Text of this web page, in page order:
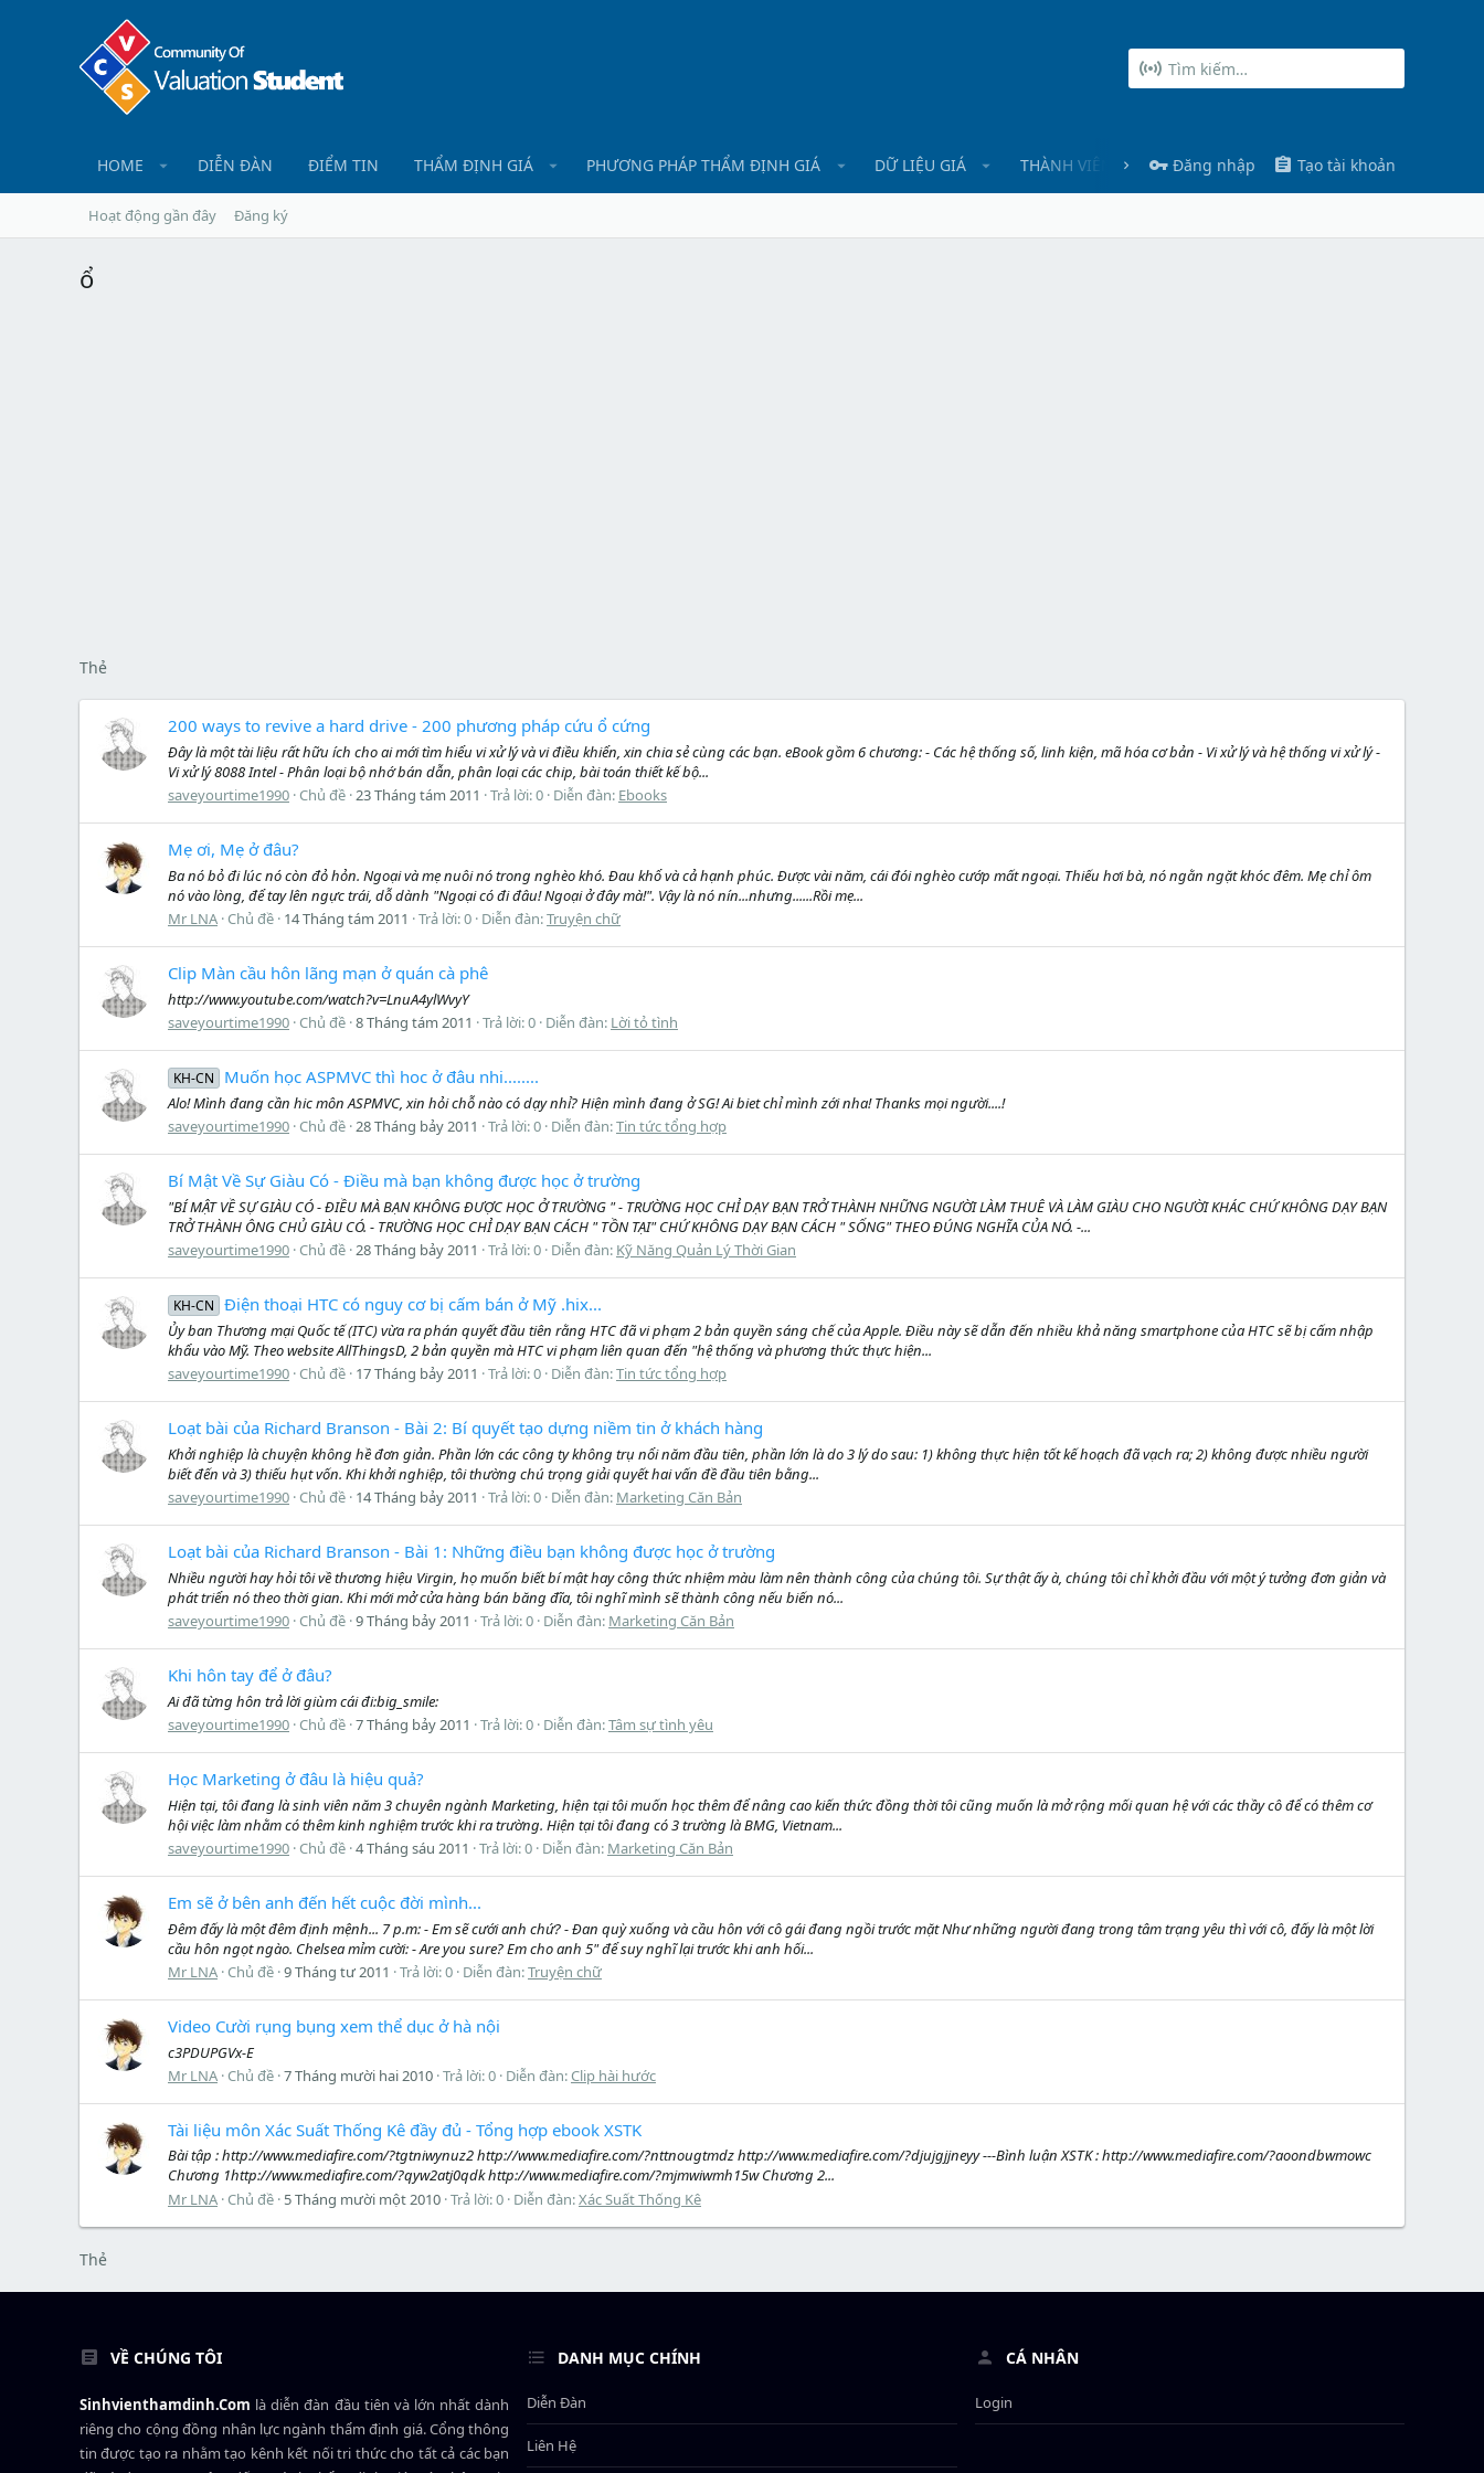
HOME DIỄN ĐÀN ĐIỂM TIN THẨM ĐỊNH GIÁ PHƯƠNG PHÁP THẨM ĐỊNH GIÁ DỮ LIỆU GIÁ THÀNH VIÊN Đăng nhập Tạo tài khoản
Hoạt động gần đây Đăng ký
ổ
Thẻ
200 ways to revive a hard drive - 200 phương pháp cứu ổ cứng
Đây là một tài liệu rất hữu ích cho ai mới tìm hiểu vi xử lý và vi điều khiển, xin chia sẻ cùng các bạn. eBook gồm 6 chương: - Các hệ thống số, linh kiện, mã hóa cơ bản - Vi xử lý và hệ thống vi xử lý -
Vi xử lý 8088 Intel - Phân loại bộ nhớ bán dẫn, phân loại các chip, bài toán thiết kế bộ...
saveyourtime1990 Chủ đề 23 Tháng tám 2011 Trả lời: 0 Diễn đàn: Ebooks
Mẹ ơi, Mẹ ở đâu?
Ba nó bỏ đi lúc nó còn đỏ hỏn. Ngoại và mẹ nuôi nó trong nghèo khó. Đau khổ và cả hạnh phúc. Được vài năm, cái đói nghèo cướp mất ngoại. Thiếu hơi bà, nó ngằn ngặt khóc đêm. Mẹ chỉ ôm
nó vào lòng, để tay lên ngực trái, dỗ dành "Ngoại có đi đâu! Ngoại ở đây mà!". Vậy là nó nín...nhưng......Rồi mẹ...
Mr LNA Chủ đề 14 Tháng tám 2011 Trả lời: 0 Diễn đàn:Truyện chữ
Clip Màn cầu hôn lãng mạn ở quán cà phê
http://www.youtube.com/watch?v=LnuA4ylWvyY
saveyourtime1990 Chủ đề 8 Tháng tám 2011 Trả lời: 0 Diễn đàn: Lời tỏ tình
KH-CN Muốn học ASPMVC thì hoc ở đâu nhi........
Alo! Mình đang cần hic môn ASPMVC, xin hỏi chỗ nào có dạy nhỉ? Hiện mình đang ở SG! Ai biet chỉ mình zới nha! Thanks mọi người....!
saveyourtime1990 Chủ đề 28 Tháng bảy 2011 Trả lời: 0 Diễn đàn:Tin tức tổng hợp
Bí Mật Về Sự Giàu Có - Điều mà bạn không được học ở trường
"BÍ MẬT VỀ SỰ GIÀU CÓ - ĐIỀU MÀ BẠN KHÔNG ĐƯỢC HỌC Ở TRƯỜNG " - TRƯỜNG HỌC CHỈ DẠY BẠN TRỞ THÀNH NHỮNG NGƯỜI LÀM THUÊ VÀ LÀM GIÀU CHO NGƯỜI KHÁC CHỨ KHÔNG DẠY BẠN
TRỞ THÀNH ÔNG CHỦ GIÀU CÓ. - TRƯỜNG HỌC CHỈ DẠY BẠN CÁCH " TỒN TẠI" CHỨ KHÔNG DẠY BẠN CÁCH " SỐNG" THEO ĐÚNG NGHĨA CỦA NÓ. -...
saveyourtime1990 Chủ đề 28 Tháng bảy 2011 Trả lời: 0 Diễn đàn: Kỹ Năng Quản Lý Thời Gian
KH-CN Điện thoại HTC có nguy cơ bị cấm bán ở Mỹ .hix...
Ủy ban Thương mại Quốc tế (ITC) vừa ra phán quyết đầu tiên rằng HTC đã vi phạm 2 bản quyền sáng chế của Apple. Điều này sẽ dẫn đến nhiều khả năng smartphone của HTC sẽ bị cấm nhập
khẩu vào Mỹ. Theo website AllThingsD, 2 bản quyền mà HTC vi phạm liên quan đến "hệ thống và phương thức thực hiện...
saveyourtime1990 Chủ đề 17 Tháng bảy 2011 Trả lời: 0 Diễn đàn:Tin tức tổng hợp
Loạt bài của Richard Branson - Bài 2: Bí quyết tạo dựng niềm tin ở khách hàng
Khởi nghiệp là chuyện không hề đơn giản. Phần lớn các công ty không trụ nổi năm đầu tiên, phần lớn là do 3 lý do sau: 1) không thực hiện tốt kế hoạch đã vạch ra; 2) không được nhiều người
biết đến và 3) thiếu hụt vốn. Khi khởi nghiệp, tôi thường chú trọng giải quyết hai vấn đề đầu tiên bằng...
saveyourtime1990 Chủ đề 14 Tháng bảy 2011 Trả lời: 0 Diễn đàn: Marketing Căn Bản
Loạt bài của Richard Branson - Bài 1: Những điều bạn không được học ở trường
Nhiều người hay hỏi tôi về thương hiệu Virgin, họ muốn biết bí mật hay công thức nhiệm màu làm nên thành công của chúng tôi. Sự thật ấy à, chúng tôi chỉ khởi đầu với một ý tưởng đơn giản và
phát triển nó theo thời gian. Khi mới mở cửa hàng bán băng đĩa, tôi nghĩ mình sẽ thành công nếu biến nó...
saveyourtime1990 Chủ đề 9 Tháng bảy 2011 Trả lời: 0 Diễn đàn: Marketing Căn Bản
Khi hôn tay để ở đâu?
Ai đã từng hôn trả lời giùm cái đi:big_smile:
saveyourtime1990 Chủ đề 7 Tháng bảy 2011 Trả lời: 0 Diễn đàn:Tâm sự tình yêu
Học Marketing ở đâu là hiệu quả?
Hiện tại, tôi đang là sinh viên năm 3 chuyên ngành Marketing, hiện tại tôi muốn học thêm để nâng cao kiến thức đồng thời tôi cũng muốn là mở rộng mối quan hệ với các thầy cô để có thêm cơ
hội việc làm nhằm có thêm kinh nghiệm trước khi ra trường. Hiện tại tôi đang có 3 trường là BMG, Vietnam...
saveyourtime1990 Chủ đề 4 Tháng sáu 2011 Trả lời: 0 Diễn đàn: Marketing Căn Bản
Em sẽ ở bên anh đến hết cuộc đời mình...
Đêm đấy là một đêm định mệnh... 7 p.m: - Em sẽ cưới anh chứ? - Đan quỳ xuống và cầu hôn với cô gái đang ngồi trước mặt Như những người đang trong tâm trạng yêu thì với cô, đấy là một lời
cầu hôn ngọt ngào. Chelsea mỉm cười: - Are you sure? Em cho anh 5" để suy nghĩ lại trước khi anh hối...
Mr LNA Chủ đề 9 Tháng tư 2011 Trả lời: 0 Diễn đàn:Truyện chữ
Video Cười rụng bụng xem thể dục ở hà nội
c3PDUPGVx-E
Mr LNA Chủ đề 7 Tháng mười hai 2010 Trả lời: 0 Diễn đàn:Clip hài hước
Tài liệu môn Xác Suất Thống Kê đầy đủ - Tổng hợp ebook XSTK
Bài tập : http://www.mediafire.com/?tgtniwynuz2 http://www.mediafire.com/?nttnougtmdz http://www.mediafire.com/?djujgjjneyy ---Bình luận XSTK : http://www.mediafire.com/?aoondbwmowc
Chương 1http://www.mediafire.com/?qyw2atj0qdk http://www.mediafire.com/?mjmwiwmh15w Chương 2...
Mr LNA Chủ đề 5 Tháng mười một 2010 Trả lời: 0 Diễn đàn:Xác Suất Thống Kê
Thẻ
VỀ CHÚNG TÔI
Sinhvienthamdinh.Com là diễn đàn đầu tiên và lớn nhất dành
riêng cho cộng đồng nhân lực ngành thẩm định giá. Cổng thông
tin được tạo ra nhằm tạo kênh kết nối tri thức cho tất cả các bạn
DANH MỤC CHÍNH
Diễn Đàn
Liên Hệ
CÁ NHÂN
Login